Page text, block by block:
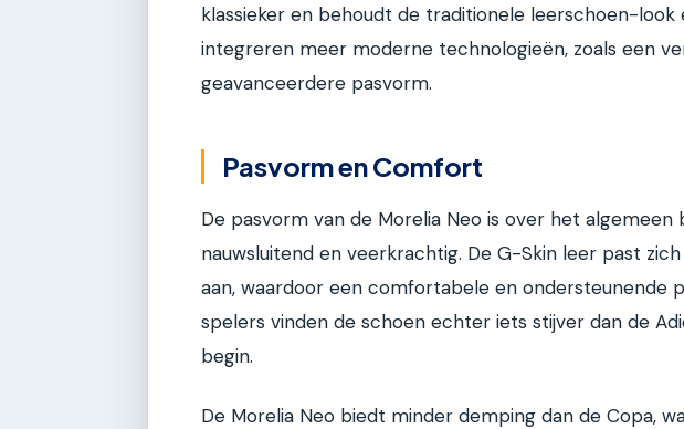
klassieker en behoudt de traditionele leerschoen-
integreren meer moderne technologieën, zoals een
geavanceerdere pasvorm.
Pasvorm en Comfort
De pasvorm van de Morelia Neo is over het algemeen
nauwsluitend en veerkrachtig. De G-Skin leer past
aan, waardoor een comfortabele en ondersteunende
spelers vinden de schoen echter iets stijver dan de
begin.
De Morelia Neo biedt minder demping dan de Copa,